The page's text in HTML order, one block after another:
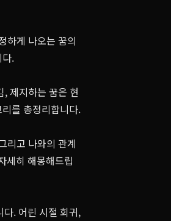
하게 나오는 꿈의
.
제지하는 꿈은 현
를 총정리합니다.
리고 나와의 관계
세히 해몽해드립
. 어린 시절 회귀,